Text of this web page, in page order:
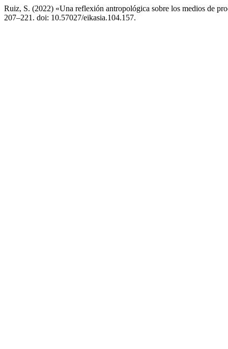
Ruiz, S. (2022) «Una reflexión antropológica sobre los medios de
207–221. doi: 10.57027/eikasia.104.157.